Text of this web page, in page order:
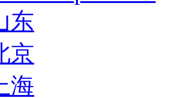
东
京
上海